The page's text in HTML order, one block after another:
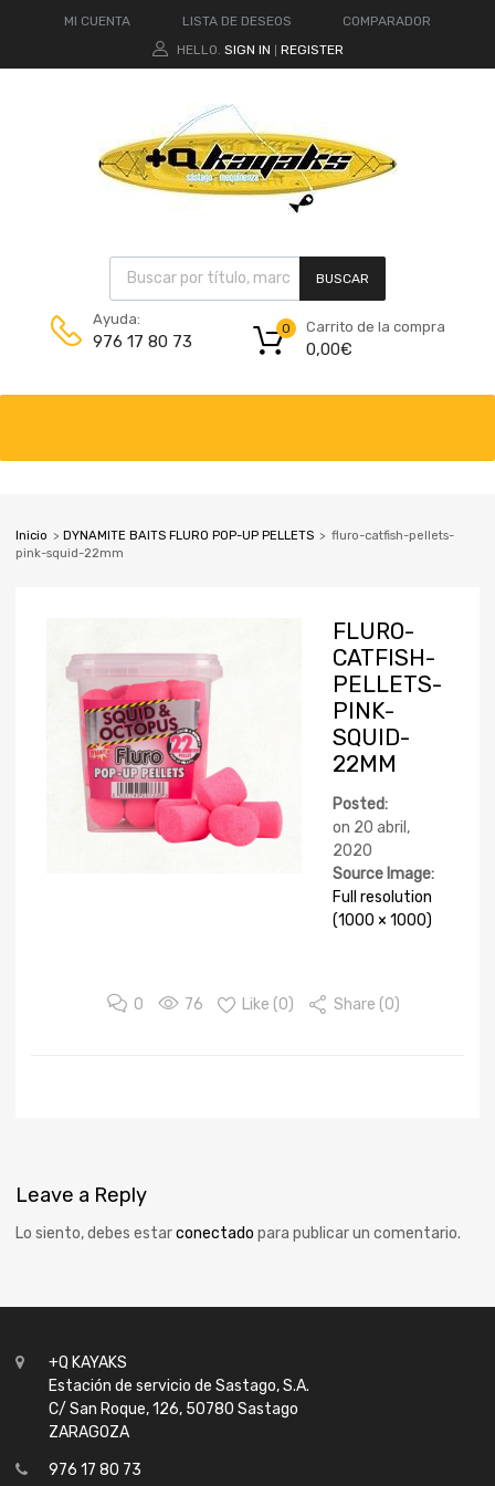
MI CUENTA LISTA DE DESEOS
COMPARADOR
HELLO. SIGN IN REGISTER
BUSCAR
Ayuda:
976 17 80 73
Carrito de la compra
0,00€
0
Inicio > DYNAMITE BAITS FLURO POP-UP PELLETS > fluro-catfish-pellets-
pink-squid-22mm
FLURO-
CATFISH-
PELLETS-
PINK-
SQUID-
22MM
Posted:
on 20 abril,
2020
Source Image:
Full resolution
(1000 × 1000)
0 76 Like (0) Share (0)
Leave a Reply
Lo siento, debes estarconectado para publicar un comentario.
+Q KAYAKS
Estación de servicio de Sastago, S.A.
C/ San Roque, 126, 50780 Sastago
ZARAGOZA
976 17 80 73